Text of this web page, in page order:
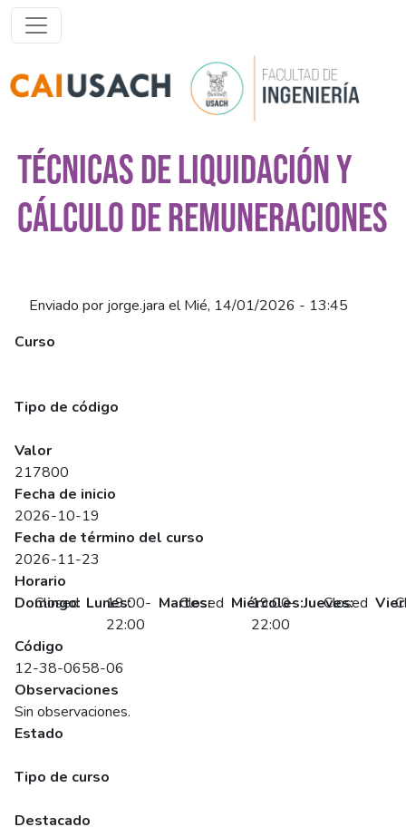
Pasar al contenido principal
TÉCNICAS DE LIQUIDACIÓN Y
CÁLCULO DE REMUNERACIONES
Enviado por jorge.jara elMié, 14/01/2026 - 13:45
Curso
Tipo de código
Valor
217800
Fecha de inicio
2026-10-19
Fecha de término del curso
2026-11-23
Horario
Domingo:
Closed Lunes:
19:00-
22:00
Martes:
Closed Miércoles:
19:00-
22:00
Jueves:
Closed
Código
12-38-0658-06
Observaciones
Sin observaciones.
Estado
Tipo de curso
Destacado